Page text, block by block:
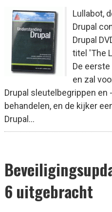
Lullabot,
Drupal
Drupal
titel 'The
De
en zal
Drupal sleutelbegrippen en
behandelen, en de kijker
Drupal...
6 uitgebracht